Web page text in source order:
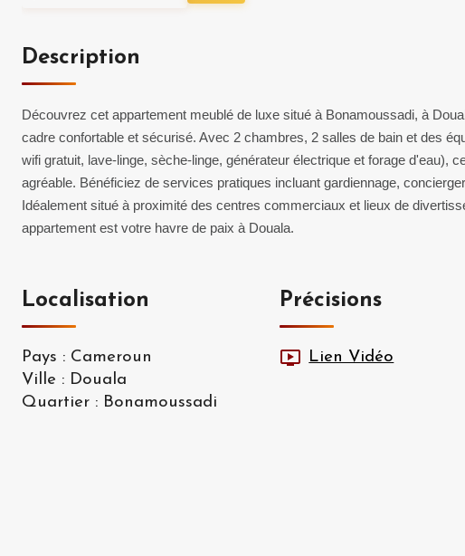
Description
Découvrez cet appartement meublé de luxe situé à Bonamoussadi, à
cadre confortable et sécurisé. Avec 2 chambres, 2 salles de bain et des
wifi gratuit, lave-linge, sèche-linge, générateur électrique et forage d'eau),
agréable. Bénéficiez de services pratiques incluant gardiennage,
Idéalement situé à proximité des centres commerciaux et lieux de
appartement est votre havre de paix à Douala.
Localisation
Pays : Cameroun
Ville : Douala
Quartier : Bonamoussadi
Précisions
Lien Vidéo